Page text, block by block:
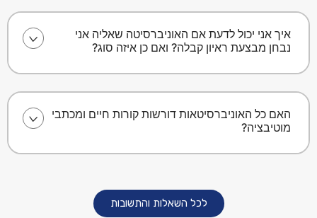
איך אני יכול לדעת אם האוניברסיטה שאליה אני
נבחן מבצעת ראיון קבלה? ואם כן איזה סוג?
האם כל האוניברסיטאות דורשות קורות חיים ומכתבי
מוטיבציה?
לכל השאלות והתשובות